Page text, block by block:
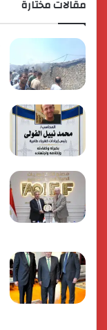
مقالات مختارة